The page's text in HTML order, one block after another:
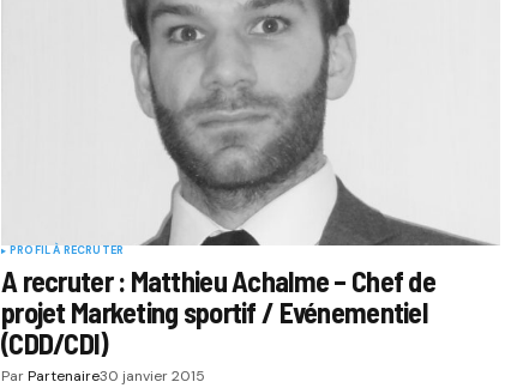
PROFIL À RECRUTER
A recruter : Matthieu Achalme – Chef de
projet Marketing sportif / Evénementiel
(CDD/CDI)
ParPartenaire30 janvier 2015